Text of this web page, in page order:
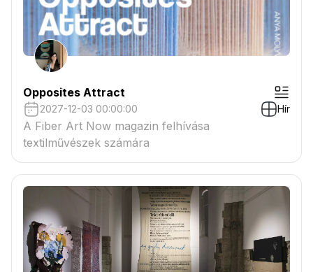
Opposites Attract
2027-12-03 00:00:00 Hír
A Fiber Art Now magazin felhívása
textilművészek számára